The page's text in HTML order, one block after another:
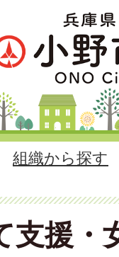
組織から探す
支援・